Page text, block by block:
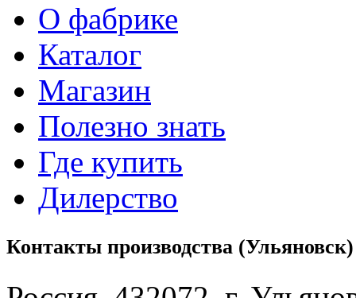
О фабрике
Каталог
Магазин
Полезно знать
Где купить
Дилерство
Контакты производства (Ульяновск)